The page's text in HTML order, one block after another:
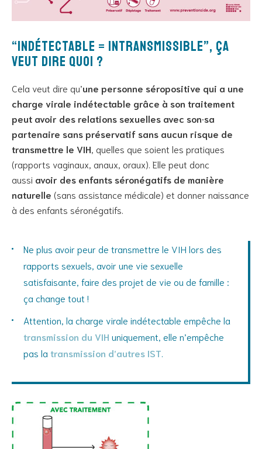
“indétectable = intransmissible”, ça
veut dire quoi ?
Cela veut dire qu’une personne séropositive qui a une
charge virale indétectable grâce à son traitement
peut avoir des relations sexuelles avec son·sa
partenaire sans préservatif sans aucun risque de
transmettre le VIH , quelles que soient les pratiques
(rapports vaginaux, anaux, oraux). Elle peut donc
aussi avoir des enfants séronégatifs de manière
naturelle (sans assistance médicale) et donner naissance
à des enfants séronégatifs.
Ne plus avoir peur de transmettre le VIH lors des
rapports sexuels, avoir une vie sexuelle
satisfaisante, faire des projet de vie ou de famille :
ça change tout !
Attention, la charge virale indétectable empêche la
transmission du VIH uniquement, elle n’empêche
pas la transmission d’autres IST